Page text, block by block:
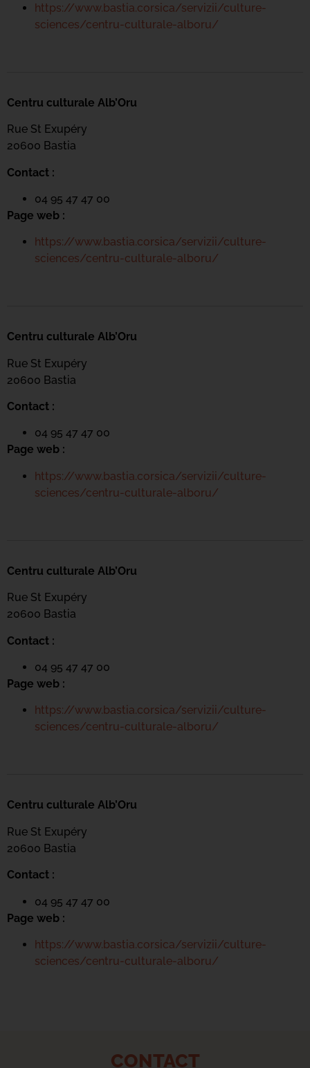
https://www.bastia.corsica/servizii/culture-
sciences/centru-culturale-alboru/
Centru culturale Alb’Oru
Rue St Exupéry
20600 Bastia
Contact :
04 95 47 47 00
Page web :
https://www.bastia.corsica/servizii/culture-
sciences/centru-culturale-alboru/
Centru culturale Alb’Oru
Rue St Exupéry
20600 Bastia
Contact :
04 95 47 47 00
Page web :
https://www.bastia.corsica/servizii/culture-
sciences/centru-culturale-alboru/
Centru culturale Alb’Oru
Rue St Exupéry
20600 Bastia
Contact :
04 95 47 47 00
Page web :
https://www.bastia.corsica/servizii/culture-
sciences/centru-culturale-alboru/
Centru culturale Alb’Oru
Rue St Exupéry
20600 Bastia
Contact :
04 95 47 47 00
Page web :
https://www.bastia.corsica/servizii/culture-
sciences/centru-culturale-alboru/
CONTACT